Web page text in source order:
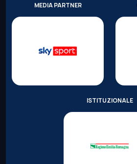
MEDIA PARTNER
ISTITUZIONALE